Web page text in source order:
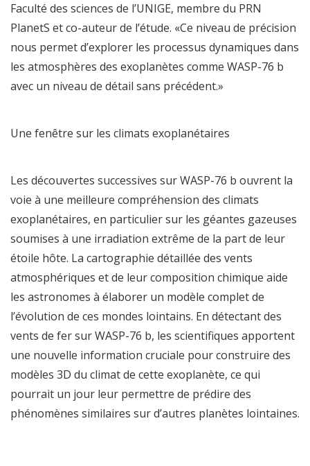
Faculté des sciences de l’UNIGE, membre du PRN
PlanetS et co-auteur de l’étude. «Ce niveau de précision
nous permet d’explorer les processus dynamiques dans
les atmosphères des exoplanètes comme WASP-76 b
avec un niveau de détail sans précédent.»
Une fenêtre sur les climats exoplanétaires
Les découvertes successives sur WASP-76 b ouvrent la
voie à une meilleure compréhension des climats
exoplanétaires, en particulier sur les géantes gazeuses
soumises à une irradiation extrême de la part de leur
étoile hôte. La cartographie détaillée des vents
atmosphériques et de leur composition chimique aide
les astronomes à élaborer un modèle complet de
l’évolution de ces mondes lointains. En détectant des
vents de fer sur WASP-76 b, les scientifiques apportent
une nouvelle information cruciale pour construire des
modèles 3D du climat de cette exoplanète, ce qui
pourrait un jour leur permettre de prédire des
phénomènes similaires sur d’autres planètes lointaines.